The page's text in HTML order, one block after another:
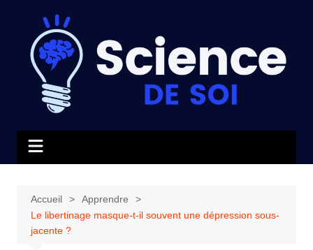
contenu
Accueil
Apprendre
Le libertinage masque-t-il souvent une dépression sous-
jacente ?